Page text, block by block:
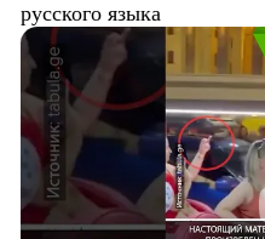
русского языка